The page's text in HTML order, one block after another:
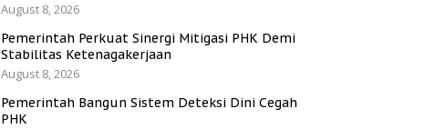
August 8, 2026
Pemerintah Perkuat Sinergi Mitigasi PHK Demi
Stabilitas Ketenagakerjaan
August 8, 2026
Pemerintah Bangun Sistem Deteksi Dini Cegah
PHK